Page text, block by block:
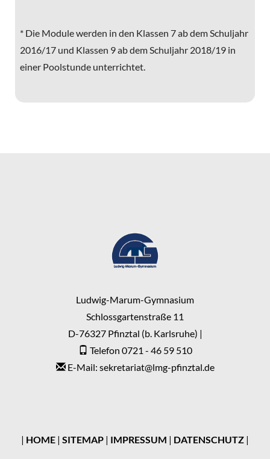
* Die Module werden in den Klassen 7 ab dem Schuljahr
2016/17 und Klassen 9 ab dem Schuljahr 2018/19 in
einer Poolstunde unterrichtet.
Ludwig-Marum-Gymnasium
Schlossgartenstraße 11
D-76327 Pfinztal (b. Karlsruhe) |
Telefon 0721 - 46 59 510
E-Mail: sekretariat@lmg-pfinztal.de
| HOME | SITEMAP | IMPRESSUM | DATENSCHUTZ |